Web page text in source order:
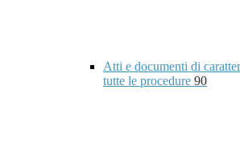
Atti e documenti di
tutte le procedure 90